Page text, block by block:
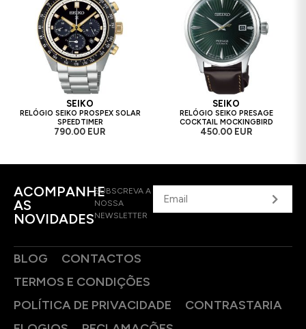
SEIKO
RELÓGIO SEIKO PROSPEX SOLAR
SPEEDTIMER
790.00 EUR
SEIKO
RELÓGIO SEIKO PRESAGE
COCKTAIL MOCKINGBIRD
450.00 EUR
ACOMPANHE
AS
NOVIDADES
SUBSCREVA A
NOSSA
NEWSLETTER
BLOG
CONTACTOS
TERMOS E CONDIÇÕES
POLÍTICA DE PRIVACIDADE
CONTRASTARIA